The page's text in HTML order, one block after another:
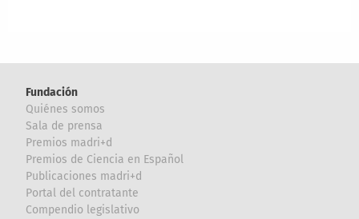
Fundación
Quiénes somos
Sala de prensa
Premios madri+d
Premios de Ciencia en Español
Publicaciones madri+d
Portal del contratante
Compendio legislativo